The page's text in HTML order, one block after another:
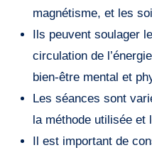
magnétisme, et les
Ils peuvent soulager
circulation de
bien-être mental et
Les séances sont
la méthode utilisée et
Il est important de